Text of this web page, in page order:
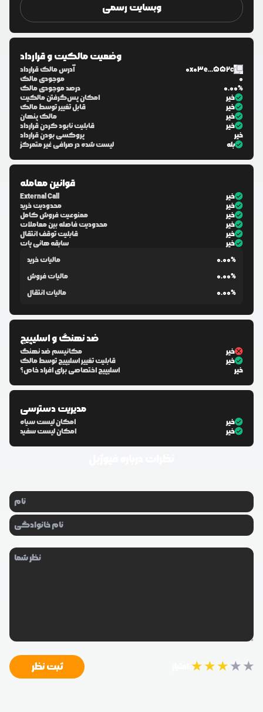
وبسایت رسمی
وضعیت مالکیت و قرارداد
آدرس مالک قرارداد
0x03e...552c
موجودی مالک
0
درصد موجودی مالک
0.00%
امکان پس‌گرفتن مالکیت
خیر
قابل تغییر توسط مالک
خیر
مالک پنهان
خیر
قابلیت نابود کردن قرارداد
خیر
پروکسی بودن قرارداد
خیر
لیست شده در صرافی غیر متمرکز
بله
قوانین معامله
External Call
خیر
محدودیت خرید
خیر
ممنوعیت فروش کامل
خیر
محدودیت فاصله بین معاملات
خیر
قابلیت توقف انتقال
خیر
سابقه هانی پات
خیر
مالیات خرید
0.00%
مالیات فروش
0.00%
مالیات انتقال
0.00%
ضد نهنگ و اسلیپیج
مکانیسم ضد نهنگ
خیر
قابلیت تغییر اسلیپیج توسط مالک
خیر
اسلیپیج اختصاصی برای افراد خاص؟
خیر
مدیریت دسترسی
امکان لیست سیاه
خیر
امکان لیست سفید
خیر
★★★★★ ثبت نظر